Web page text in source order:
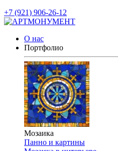
+7 (921) 906-26-12
О нас
Портфолио
Мозаика
Панно и картины